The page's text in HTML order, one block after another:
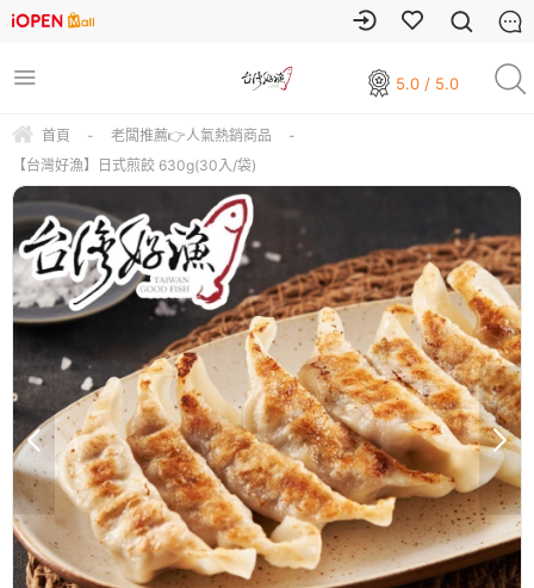
5.0 / 5.0
首頁 - 老闆推薦👉人氣熱銷商品
-
【台灣好漁】日式煎餃 630g(30入/袋)